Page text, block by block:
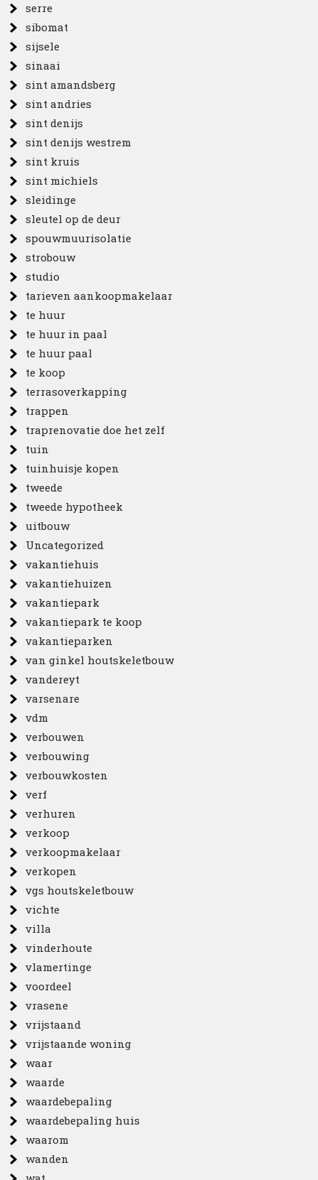
serre
sibomat
sijsele
sinaai
sint amandsberg
sint andries
sint denijs
sint denijs westrem
sint kruis
sint michiels
sleidinge
sleutel op de deur
spouwmuurisolatie
strobouw
studio
tarieven aankoopmakelaar
te huur
te huur in paal
te huur paal
te koop
terrasoverkapping
trappen
traprenovatie doe het zelf
tuin
tuinhuisje kopen
tweede
tweede hypotheek
uitbouw
Uncategorized
vakantiehuis
vakantiehuizen
vakantiepark
vakantiepark te koop
vakantieparken
van ginkel houtskeletbouw
vandereyt
varsenare
vdm
verbouwen
verbouwing
verbouwkosten
verf
verhuren
verkoop
verkoopmakelaar
verkopen
vgs houtskeletbouw
vichte
villa
vinderhoute
vlamertinge
voordeel
vrasene
vrijstaand
vrijstaande woning
waar
waarde
waardebepaling
waardebepaling huis
waarom
wanden